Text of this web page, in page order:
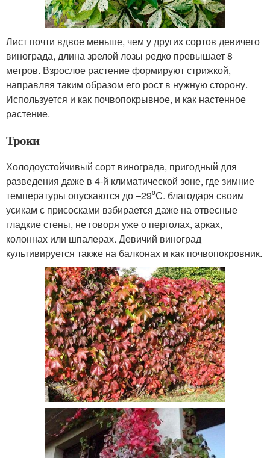
Лист почти вдвое меньше, чем у других сортов девичего
винограда, длина зрелой лозы редко превышает 8
метров. Взрослое растение формируют стрижкой,
направляя таким образом его рост в нужную сторону.
Используется и как почвопокрывное, и как настенное
растение.
Троки
Холодоустойчивый сорт винограда, пригодный для
разведения даже в 4-й климатической зоне, где зимние
температуры опускаются до –29⁰С. благодаря своим
усикам с присосками взбирается даже на отвесные
гладкие стены, не говоря уже о перголах, арках,
колоннах или шпалерах. Девичий виноград
культивируется также на балконах и как почвопокровник.